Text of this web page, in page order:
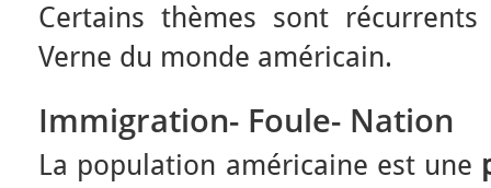
Certains thèmes sont
Verne du monde américain.
Immigration- Foule- Nation
La population américaine est une